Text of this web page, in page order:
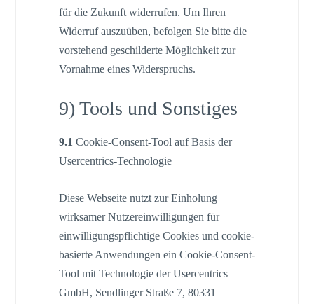
für die Zukunft widerrufen. Um Ihren
Widerruf auszuüben, befolgen Sie bitte die
vorstehend geschilderte Möglichkeit zur
Vornahme eines Widerspruchs.
9) Tools und Sonstiges
9.1 Cookie-Consent-Tool auf Basis der
Usercentrics-Technologie
Diese Webseite nutzt zur Einholung
wirksamer Nutzereinwilligungen für
einwilligungspflichtige Cookies und cookie-
basierte Anwendungen ein Cookie-Consent-
Tool mit Technologie der Usercentrics
GmbH, Sendlinger Straße 7, 80331